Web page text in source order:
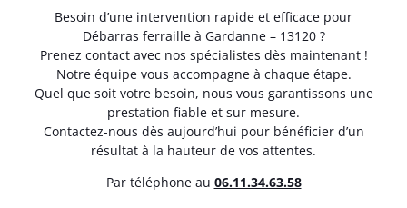
Besoin d’une intervention rapide et efficace pour
Débarras ferraille à Gardanne – 13120 ?
Prenez contact avec nos spécialistes dès maintenant !
Notre équipe vous accompagne à chaque étape.
Quel que soit votre besoin, nous vous garantissons une
prestation fiable et sur mesure.
Contactez-nous dès aujourd’hui pour bénéficier d’un
résultat à la hauteur de vos attentes.
Par téléphone au 06.11.34.63.58